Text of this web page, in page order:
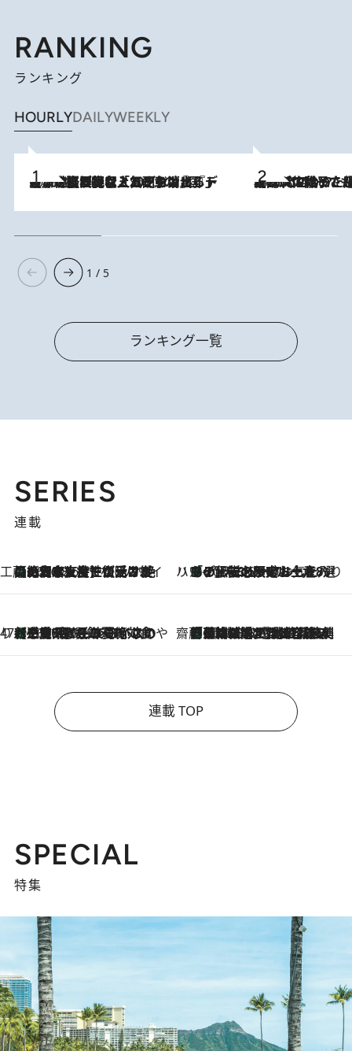
RANKING
ランキング
HOURLYDAILYWEEKLY
2026.8.5
【なぜ吉沢亮は「気配を消せる」のか？】興行収入208億の『国宝』を経て挑むミュージカル『ディア・エヴァン・ハンセン』。トップ俳優が舞台上でさらけ出した“孤独”とは 2026.8.5
【阿川佐和子さんの年とる力】なぜ70代で始めた趣味は“こんなに楽しい”のか？ ピアノ、俳句…スランプに陥っても続けられる“ある秘訣”とは
1 / 5
ランキング一覧
SERIES
連載
工藤まやのおもてなしハワイ
2026.8.6
【ハワイ土産】ローカルの絶大な支持で復活！ 絶品の幻クッキー《元ファンの日本人女性が受け継いだ名店》 ハワイ賢者 リサのお気に入りリスト2026.8.6
あの伝説の限定トートも！ リニューアルした「ディーン＆デルーカ ハワイ」で必須のお土産8選
47都道府県の手みやげ ひんやりスイーツで夏を満喫
2026.8.6
【三重県】この夏絶対食べたい 冷やしておいしいおやつ3選 お餅×アイスの新感覚スイーツ 齋藤 薫 美容脳ルネサンス
2026.8.6
「荷物が増えるほど旅ストレスは増す」美容ジャーナリストがたどり着いた最終結論。“化粧品を劇的に減らす”感動の凝縮美容とは
連載 TOP
SPECIAL
特集